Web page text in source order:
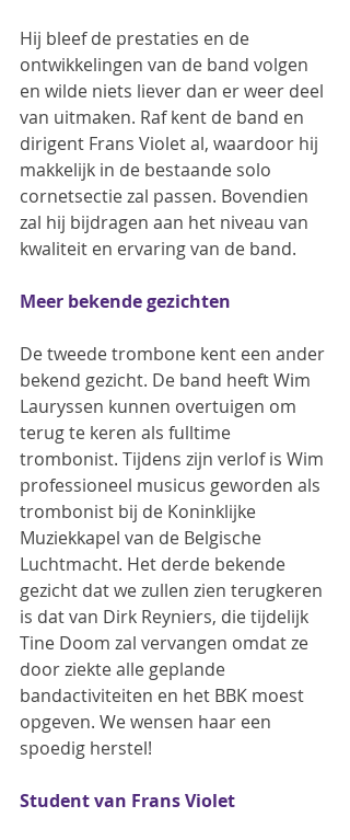
Hij bleef de prestaties en de
ontwikkelingen van de band volgen
en wilde niets liever dan er weer deel
van uitmaken. Raf kent de band en
dirigent Frans Violet al, waardoor hij
makkelijk in de bestaande solo
cornetsectie zal passen. Bovendien
zal hij bijdragen aan het niveau van
kwaliteit en ervaring van de band.
Meer bekende gezichten
De tweede trombone kent een ander
bekend gezicht. De band heeft Wim
Lauryssen kunnen overtuigen om
terug te keren als fulltime
trombonist. Tijdens zijn verlof is Wim
professioneel musicus geworden als
trombonist bij de Koninklijke
Muziekkapel van de Belgische
Luchtmacht. Het derde bekende
gezicht dat we zullen zien terugkeren
is dat van Dirk Reyniers, die tijdelijk
Tine Doom zal vervangen omdat ze
door ziekte alle geplande
bandactiviteiten en het BBK moest
opgeven. We wensen haar een
spoedig herstel!
Student van Frans Violet